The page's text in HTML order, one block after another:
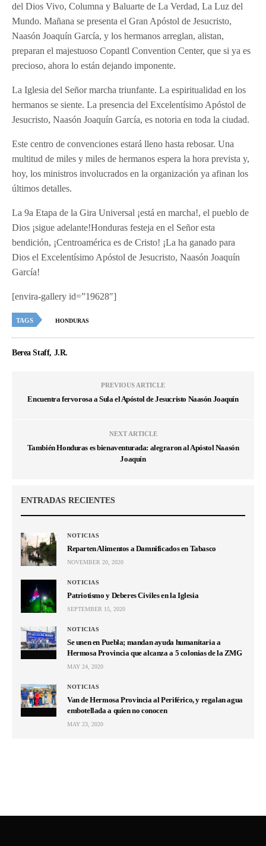
del Dios Vivo, Columna y Baluarte de La Verdad, La Luz del
Mundo. Mañana se presenta el Gran Apóstol de Jesucristo,
Naasón Joaquín García, y los hermanos arreglan, alistan,
preparan el majestuoso Copantl Convention Center, que si ya es
precioso, ahora lo están dejando imponente.
La Iglesia del Señor marcha triunfante. La espiritualidad en los
hermanos se siente. La presencia del Excelentísimo Apóstol de
Jesucristo, Naasón Joaquín García, es notoria en toda la ciudad.
Este centro de convenciones estará lleno hasta rebosar. Una
multitud de miles y miles de hermanos espera la hora prevista y,
hoy, los ministros involucrados en la organización ya afinan los
últimos detalles.
La 9a Etapa de la Gira Universal ¡está en marcha!, el pueblo de
Dios ¡sigue adelante!Honduras festeja en el Señor esta
bendición, ¡Centroamérica es de Cristo! ¡La ha ganado para
Dios el Excelentísimo Apóstol de Jesucristo, Naasón Joaquín
García!
[envira-gallery id=”19628″]
TAGS HONDURAS
Berea Staff, J.R.
PREVIOUS ARTICLE
Encuentra fervorosa a Sula el Apóstol de Jesucristo Naasón Joaquín
NEXT ARTICLE
También Honduras es bienaventurada: alegraron al Apóstol Naasón
Joaquín
ENTRADAS RECIENTES
NOTICIAS
Reparten Alimentos a Damnificados en Tabasco
NOVEMBER 20, 2020
NOTICIAS
Patriotismo y Deberes Civiles en la Iglesia
SEPTEMBER 15, 2020
NOTICIAS
Se unen en Puebla; mandan ayuda humanitaria a
Hermosa Provincia que alcanza a 5 colonias de la ZMG
MAY 24, 2020
NOTICIAS
Van de Hermosa Provincia al Periférico, y regalan agua
embotellada a quien no conocen
MAY 23, 2020